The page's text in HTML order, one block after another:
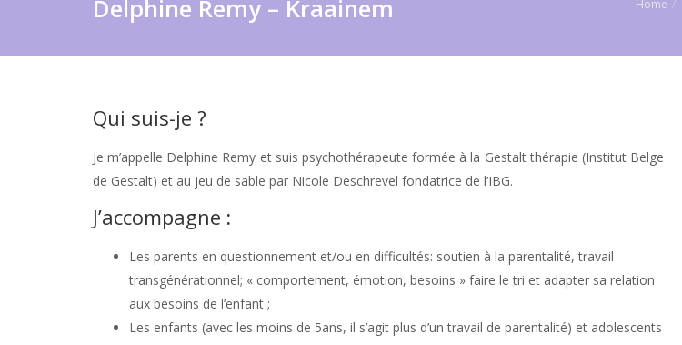
Delphine Remy – Kraainem Home
Qui suis-je ?
Je m’appelle Delphine Remy et suis psychothérapeute formée à la Gestalt thérapie (Institut Belge
de Gestalt) et au jeu de sable par Nicole Deschrevel fondatrice de l’IBG.
J’accompagne :
Les parents en questionnement et/ou en difficultés: soutien à la parentalité, travail
transgénérationnel; « comportement, émotion, besoins » faire le tri et adapter sa relation
aux besoins de l’enfant ;
Les enfants (avec les moins de 5ans, il s’agit plus d’un travail de parentalité) et adolescents